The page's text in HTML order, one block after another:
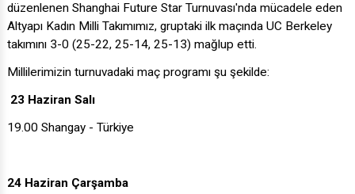
düzenlenen Shanghai Future Star Turnuvası'nda mücadele eden
Altyapı Kadın Milli Takımımız, gruptaki ilk maçında UC Berkeley
takımını 3-0 (25-22, 25-14, 25-13) mağlup etti.
Millilerimizin turnuvadaki maç programı şu şekilde:
23 Haziran Salı
19.00 Shangay - Türkiye
24 Haziran Çarşamba